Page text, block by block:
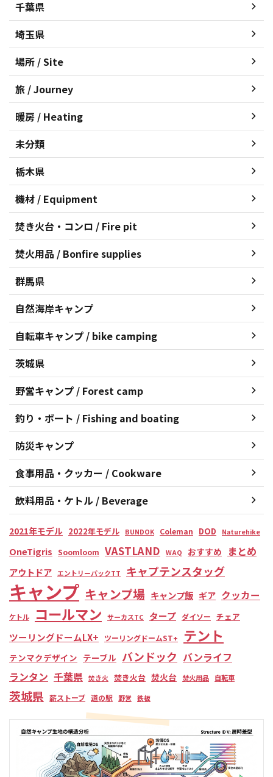
千葉県
埼玉県
場所 / Site
旅 / Journey
暖房 / Heating
未分類
栃木県
機材 / Equipment
焚き火台・コンロ / Fire pit
焚火用品 / Bonfire supplies
群馬県
自然海岸キャンプ
自転車キャンプ / bike camping
茨城県
野営キャンプ / Forest camp
釣り・ボート / Fishing and boating
防災キャンプ
食事用品・クッカー / Cookware
飲料用品・ケトル / Beverage
2021年モデル 2022年モデル BUNDOK Coleman DOD Naturehike
OneTigris Soomloom VASTLAND WAQ おすすめ まとめ
アウトドア エントリーパックTT キャプテンスタッグ
キャンプ キャンプ場 キャンプ飯 ギア クッカー
ケトル コールマン サーカスTC タープ ダイソー チェア
ツーリングドームLX+ ツーリングドームST+ テント
テンマクデザイン テーブル バンドック バンライフ
ランタン 千葉県 焚き火 焚き火台 焚火台 焚火用品 自転車
茨城県 薪ストーブ 道の駅 野営 鉄板